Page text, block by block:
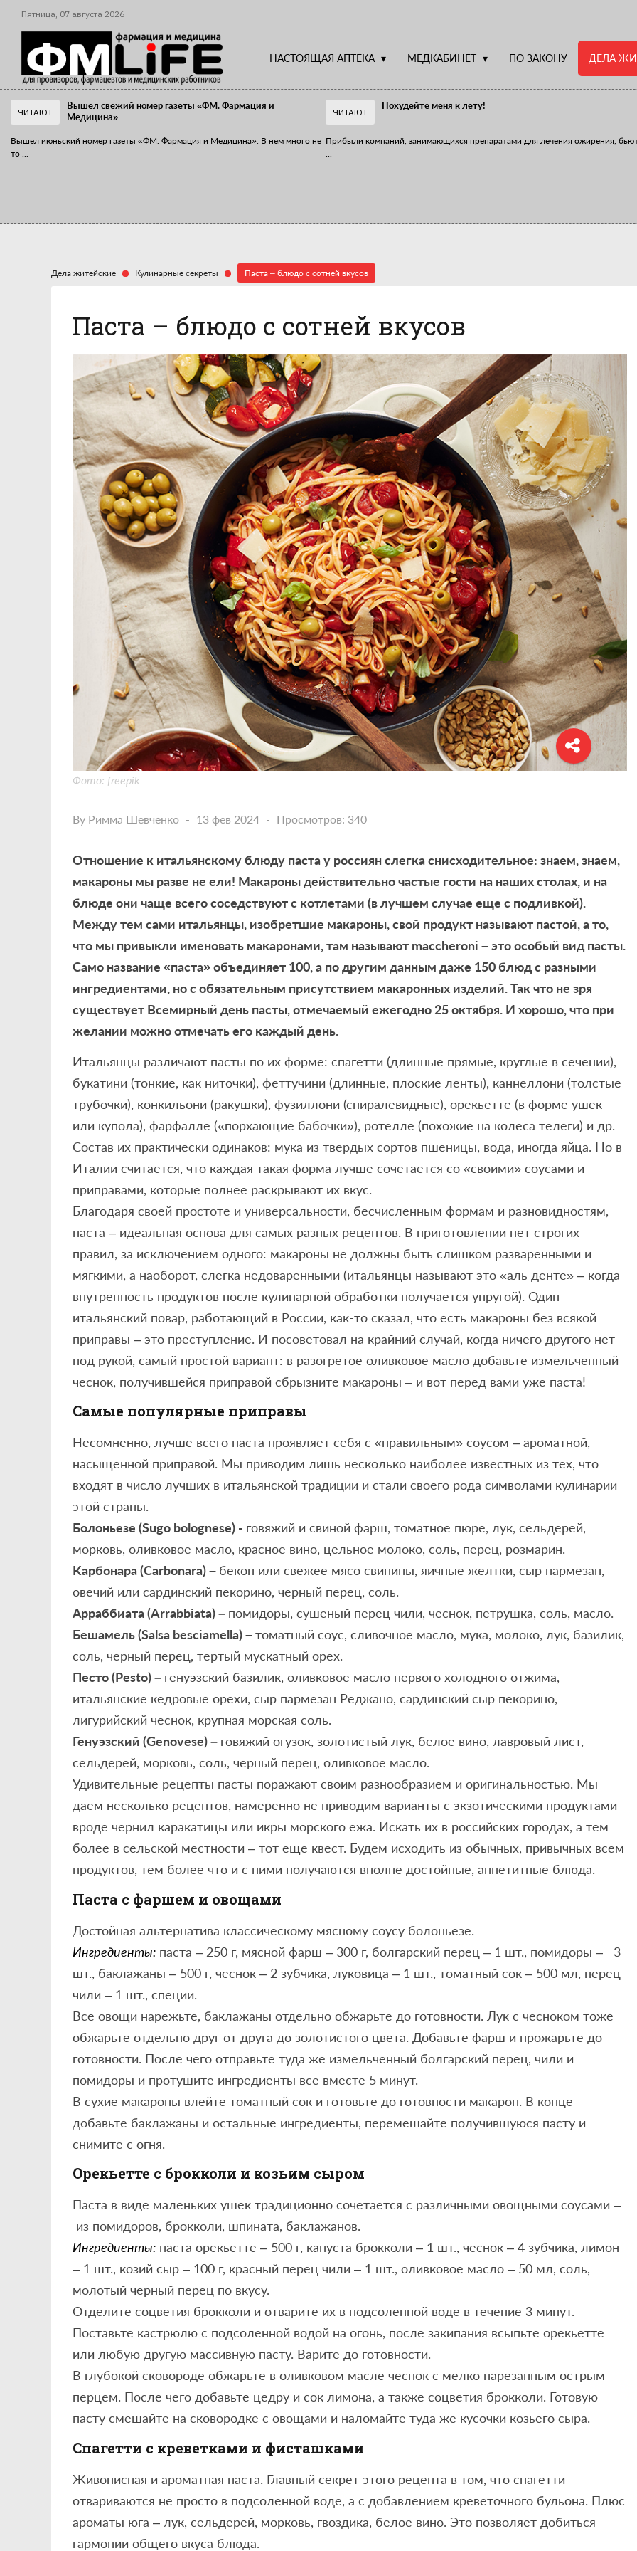
Пятница, 07 августа 2026
НАСТОЯЩАЯ АПТЕКА МЕДКАБИНЕТ ПО ЗАКОНУ ДЕЛА
ЧИТАЮТ
Вышел свежий номер газеты «ФМ. Фармация и
Медицина»
Вышел июньский номер газеты «ФМ. Фармация и Медицина». В нем много не
то
ЧИТАЮТ
Похудейте меня к лету!
Прибыли компаний, занимающихся препаратами для лечения ожирения,
Дела житейские Кулинарные секреты Паста – блюдо с сотней вкусов
Паста – блюдо с сотней вкусов
Фото: freepik
By Римма Шевченко 13 фев 2024 Просмотров: 340
Отношение к итальянскому блюду паста у россиян слегка снисходительное: знаем, знаем,
макароны мы разве не ели! Макароны действительно частые гости на наших столах, и на
блюде они чаще всего соседствуют с котлетами (в лучшем случае еще с подливкой).
Между тем сами итальянцы, изобретшие макароны, свой продукт называют пастой, а то,
что мы привыкли именовать макаронами, там называют maccheroni – это особый вид пасты.
Само название «паста» объединяет 100, а по другим данным даже 150 блюд с разными
ингредиентами, но с обязательным присутствием макаронных изделий. Так что не зря
существует Всемирный день пасты, отмечаемый ежегодно 25 октября. И хорошо, что при
желании можно отмечать его каждый день.
Итальянцы различают пасты по их форме: спагетти (длинные прямые, круглые в сечении),
букатини (тонкие, как ниточки), феттучини (длинные, плоские ленты), каннеллони (толстые
трубочки), конкильони (ракушки), фузиллони (спиралевидные), орекьетте (в форме ушек
или купола), фарфалле («порхающие бабочки»), ротелле (похожие на колеса телеги) и др.
Состав их практически одинаков: мука из твердых сортов пшеницы, вода, иногда яйца. Но в
Италии считается, что каждая такая форма лучше сочетается со «своими» соусами и
приправами, которые полнее раскрывают их вкус.
Благодаря своей простоте и универсальности, бесчисленным формам и разновидностям,
паста – идеальная основа для самых разных рецептов. В приготовлении нет строгих
правил, за исключением одного: макароны не должны быть слишком разваренными и
мягкими, а наоборот, слегка недоваренными (итальянцы называют это «аль денте» – когда
внутренность продуктов после кулинарной обработки получается упругой). Один
итальянский повар, работающий в России, как-то сказал, что есть макароны без всякой
приправы – это преступление. И посоветовал на крайний случай, когда ничего другого нет
под рукой, самый простой вариант: в разогретое оливковое масло добавьте измельченный
чеснок, получившейся приправой сбрызните макароны – и вот перед вами уже паста!
Самые популярные приправы
Несомненно, лучше всего паста проявляет себя с «правильным» соусом – ароматной,
насыщенной приправой. Мы приводим лишь несколько наиболее известных из тех, что
входят в число лучших в итальянской традиции и стали своего рода символами кулинарии
этой страны.
Болоньезе (Sugo bolognese) - говяжий и свиной фарш, томатное пюре, лук, сельдерей,
морковь, оливковое масло, красное вино, цельное молоко, соль, перец, розмарин.
Карбонара (Carbonara) – бекон или свежее мясо свинины, яичные желтки, сыр пармезан,
овечий или сардинский пекорино, черный перец, соль.
Арраббиата (Arrabbiata) – помидоры, сушеный перец чили, чеснок, петрушка, соль, масло.
Бешамель (Salsa besciamella) –томатный соус, сливочное масло, мука, молоко, лук, базилик,
соль, черный перец, тертый мускатный орех.
Песто (Pesto) – генуэзский базилик, оливковое масло первого холодного отжима,
итальянские кедровые орехи, сыр пармезан Реджано, сардинский сыр пекорино,
лигурийский чеснок, крупная морская соль.
Генуэзский (Genovese) – говяжий огузок, золотистый лук, белое вино, лавровый лист,
сельдерей, морковь, соль, черный перец, оливковое масло.
Удивительные рецепты пасты поражают своим разнообразием и оригинальностью. Мы
даем несколько рецептов, намеренно не приводим варианты с экзотическими продуктами
вроде чернил каракатицы или икры морского ежа. Искать их в российских городах, а тем
более в сельской местности – тот еще квест. Будем исходить из обычных, привычных всем
продуктов, тем более что и с ними получаются вполне достойные, аппетитные блюда.
Паста с фаршем и овощами
Достойная альтернатива классическому мясному соусу болоньезе.
Ингредиенты: паста – 250 г, мясной фарш – 300 г, болгарский перец – 1 шт., помидоры – 3
шт., баклажаны – 500 г, чеснок – 2 зубчика, луковица – 1 шт., томатный сок – 500 мл, перец
чили – 1 шт., специи.
Все овощи нарежьте, баклажаны отдельно обжарьте до готовности. Лук с чесноком тоже
обжарьте отдельно друг от друга до золотистого цвета. Добавьте фарш и прожарьте до
готовности. После чего отправьте туда же измельченный болгарский перец, чили и
помидоры и протушите ингредиенты все вместе 5 минут.
В сухие макароны влейте томатный сок и готовьте до готовности макарон. В конце
добавьте баклажаны и остальные ингредиенты, перемешайте получившуюся пасту и
снимите с огня.
Орекьетте с брокколи и козьим сыром
Паста в виде маленьких ушек традиционно сочетается с различными овощными соусами –
из помидоров, брокколи, шпината, баклажанов.
Ингредиенты: паста орекьетте – 500 г, капуста брокколи – 1 шт., чеснок – 4 зубчика, лимон
– 1 шт., козий сыр – 100 г, красный перец чили – 1 шт., оливковое масло – 50 мл, соль,
молотый черный перец по вкусу.
Отделите соцветия брокколи и отварите их в подсоленной воде в течение 3 минут.
Поставьте кастрюлю с подсоленной водой на огонь, после закипания всыпьте орекьетте
или любую другую массивную пасту. Варите до готовности.
В глубокой сковороде обжарьте в оливковом масле чеснок с мелко нарезанным острым
перцем. После чего добавьте цедру и сок лимона, а также соцветия брокколи. Готовую
пасту смешайте на сковородке с овощами и наломайте туда же кусочки козьего сыра.
Спагетти с креветками и фисташками
Живописная и ароматная паста. Главный секрет этого рецепта в том, что спагетти
отвариваются не просто в подсоленной воде, а с добавлением креветочного бульона. Плюс
ароматы юга – лук, сельдерей, морковь, гвоздика, белое вино. Это позволяет добиться
гармонии общего вкуса блюда.